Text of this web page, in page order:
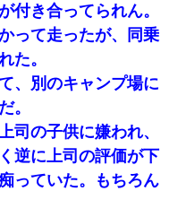
付き合ってられん。
って走ったが、同乗
た。
、別のキャンプ場に
。
司の子供に嫌われ、
逆に上司の評価が下
っていた。もちろん